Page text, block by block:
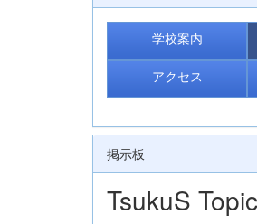
学校案内
アクセス
掲示板
TsukuS